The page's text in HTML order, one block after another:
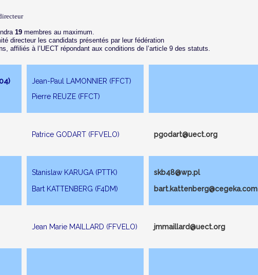
19 membres au maximum.
directeur les candidats présentés par leur fédération
affiliés à l’UECT répondant aux conditions de l’article 9 des statuts.
Jean-Paul LAMONNIER (FFCT)
Pierre REUZE (FFCT)
Patrice GODART (FFVELO) pgodart@uect.org
Stanislaw KARUGA (PTTK)
Bart KATTENBERG (F4DM)
skb48@wp.pl
bart.kattenberg@cegeka.com
Jean Marie MAILLARD (FFVELO) jmmaillard@uect.org